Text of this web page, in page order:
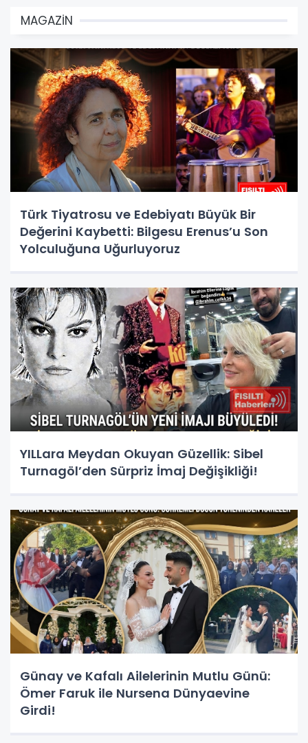
MAGAZİN
Türk Tiyatrosu ve Edebiyatı Büyük Bir
Değerini Kaybetti: Bilgesu Erenus’u Son
Yolculuğuna Uğurluyoruz
YILLara Meydan Okuyan Güzellik: Sibel
Turnagöl’den Sürpriz İmaj Değişikliği!
Günay ve Kafalı Ailelerinin Mutlu Günü:
Ömer Faruk ile Nursena Dünyaevine
Girdi!